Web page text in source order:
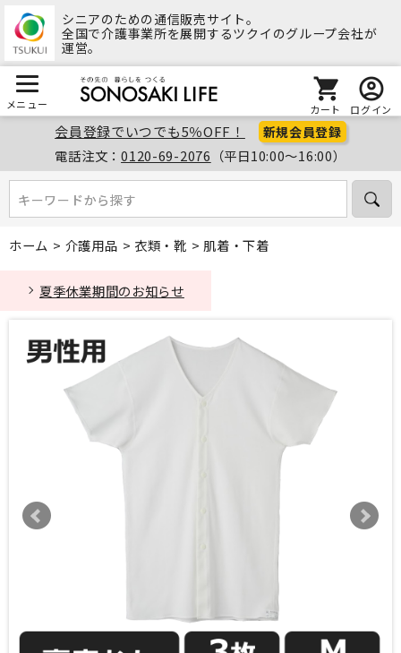
シニアのための通信販売サイト。
全国で介護事業所を展開するツクイのグループ会社が
運営。
メニュー カート ログイン
会員登録でいつでも5％OFF！ 新規会員登録
電話注文：0120-69-2076 （平日10:00～16:00）
キーワードから探す
キーワードから探す
ホーム > 介護用品 > 衣類・靴 > 肌着・下着
夏季休業期間のお知らせ